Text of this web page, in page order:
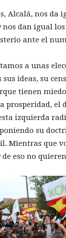
Alcalá, nos
nos dan igual
ante el
a unas
ideas, su
tienen
prosperidad, el
izquierda
su
Mientras que
eso no